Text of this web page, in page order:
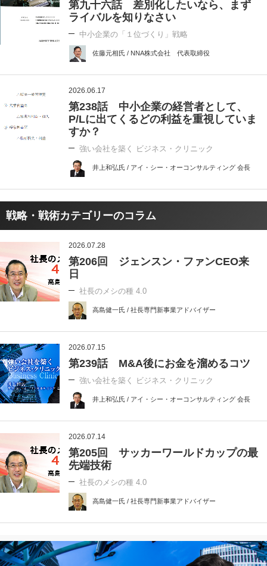
第九十六話 差別化したいなら、まず
ライバルを知りなさい
中小企業の「１位づくり」戦略
佐藤元相氏 / NNA株式会社 代表取締役
2026.06.17
第238話 中小企業の経営者として、
P/Lに出てくるどの利益を重視していま
すか？
強い会社を築く ビジネス・クリニック
井上和弘氏 / アイ・シー・オーコンサルティング 会長
戦略・戦術カテゴリーのコラム
2026.07.28
第206回 ジェンスン・ファンCEO来
日
社長のメシの種 4.0
高島健一氏 / 社長専門新事業アドバイザー
2026.07.15
第239話 M&A後にお金を溜めるコツ
強い会社を築く ビジネス・クリニック
井上和弘氏 / アイ・シー・オーコンサルティング 会長
2026.07.14
第205回 サッカーワールドカップの最
先端技術
社長のメシの種 4.0
高島健一氏 / 社長専門新事業アドバイザー